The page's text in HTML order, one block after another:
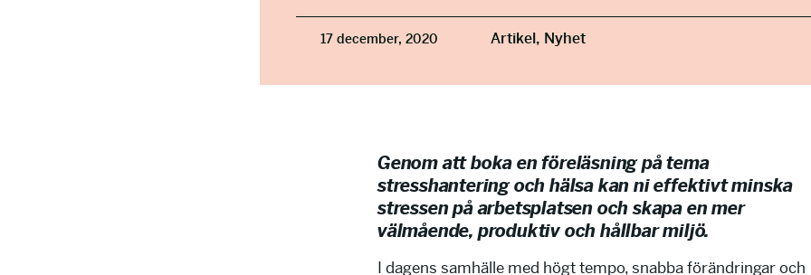
17 december, 2020 Artikel, Nyhet
Genom att boka en föreläsning på tema
stresshantering och hälsa kan ni effektivt minska
stressen på arbetsplatsen och skapa en mer
välmående, produktiv och hållbar miljö.
I dagens samhälle med högt tempo, snabba förändringar och